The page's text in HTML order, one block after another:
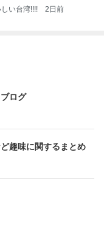
い台湾!!!! 2日前
ログ
趣味に関するまとめ